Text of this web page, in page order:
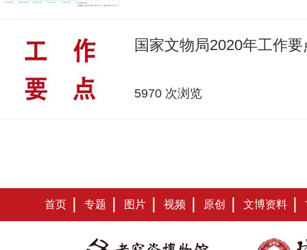
国家文物局2020年工作要
5970 次浏览
首页 专题 图片 视频 原创 文博资料